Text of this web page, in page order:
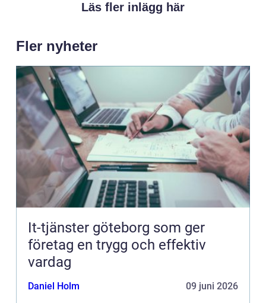
Läs fler inlägg här
Fler nyheter
It-tjänster göteborg som ger
företag en trygg och effektiv
vardag
Daniel Holm 09 juni 2026